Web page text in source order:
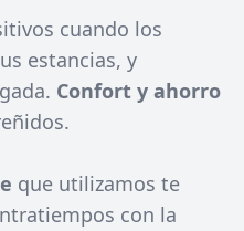
cuando los
estancias, y
Confort y ahorro
que utilizamos te
con la